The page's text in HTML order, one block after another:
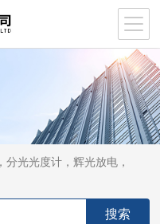
光光度计，辉光放电，